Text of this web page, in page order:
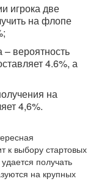
игрока две
на флопе
вероятность
4.6%, а
на
4,6%.
к выбору стартовых
получать
на крупных